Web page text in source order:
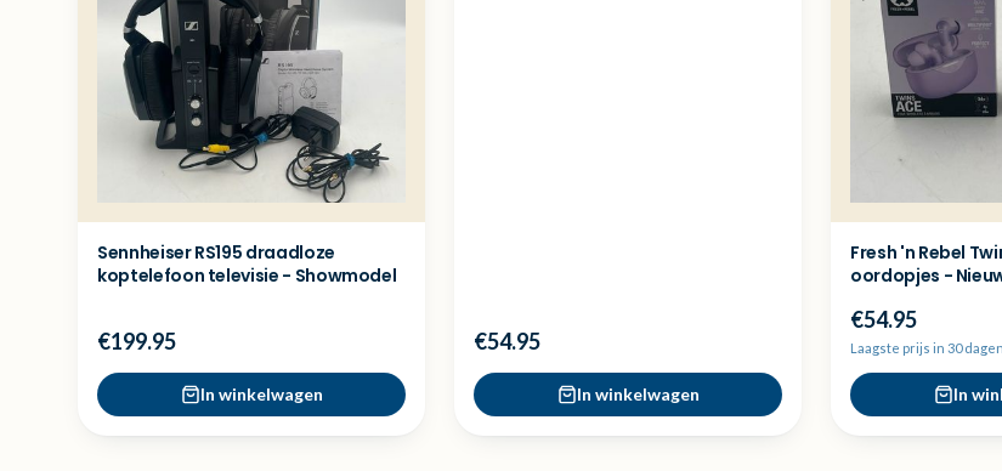
Sennheiser RS195 draadloze
koptelefoon televisie - Showmodel
€199.95
In winkelwagen
€54.95
In winkelwagen
Fresh 'n Rebel
oordopjes -
€54.95
Laagste prijs in 30
In